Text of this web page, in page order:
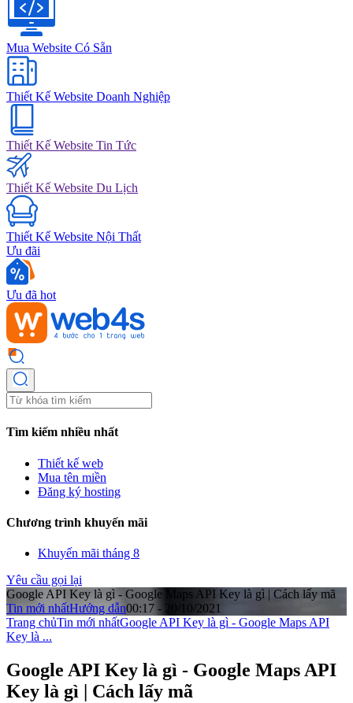
Mua Website Có Sẵn
Thiết Kế Website Doanh Nghiệp
Thiết Kế Website Tin Tức
Thiết Kế Website Du Lịch
Thiết Kế Website Nội Thất
Ưu đãi
Ưu đã hot
Tìm kiếm nhiều nhất
Thiết kế web
Mua tên miền
Đăng ký hosting
Chương trình khuyến mãi
Khuyến mãi tháng 8
Yêu cầu gọi lại
Google API Key là gì - Google Maps API Key là gì | Cách lấy mã
Tin mới nhấtHướng dẫn00:17 - 20/10/2021
Trang chủTin mới nhấtGoogle API Key là gì - Google Maps API
Key là ...
Google API Key là gì - Google Maps API
Key là gì | Cách lấy mã